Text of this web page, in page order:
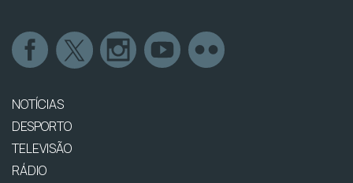
NOTÍCIAS
DESPORTO
TELEVISÃO
RÁDIO